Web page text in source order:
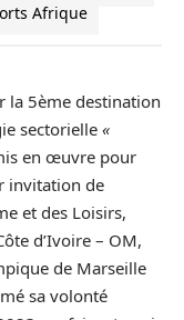
Afrique
la 5ème destination
sectorielle «
en œuvre pour
invitation de
et des Loisirs,
d’Ivoire – OM,
de Marseille
sa volonté